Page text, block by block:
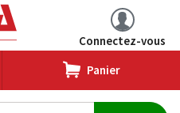
Connectez-vous
Panier